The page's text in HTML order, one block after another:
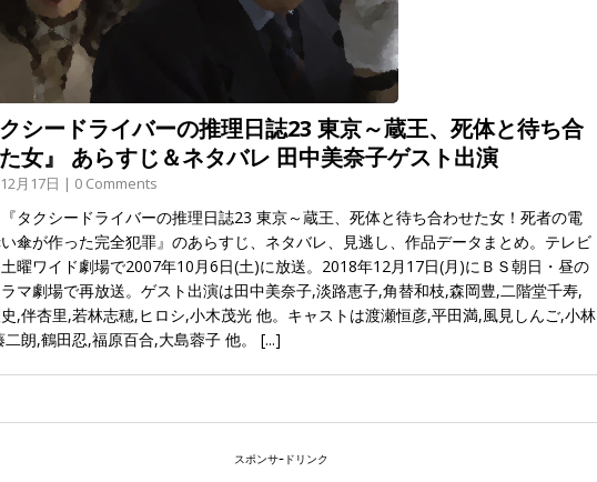
クシードライバーの推理日誌23 東京～蔵王、死体と待ち合
女』 あらすじ＆ネタバレ 田中美奈子ゲスト出演
月17日 | 0 Comments
『タクシードライバーの推理日誌23 東京～蔵王、死体と待ち合わせた女！死者の電
傘が作った完全犯罪』のあらすじ、ネタバレ、見逃し、作品データまとめ。テレビ
曜ワイド劇場で2007年10月6日(土)に放送。2018年12月17日(月)にＢＳ朝日・昼の
マ劇場で再放送。ゲスト出演は田中美奈子,淡路恵子,角替和枝,森岡豊,二階堂千寿,
,伴杏里,若林志穂,ヒロシ,小木茂光 他。キャストは渡瀬恒彦,平田満,風見しんご,小林
二朗,鶴田忍,福原百合,大島蓉子 他。 [...]
スポンサｰドリンク